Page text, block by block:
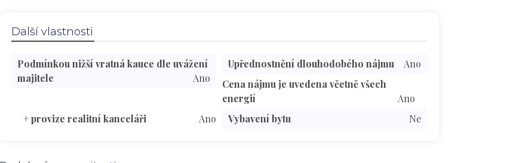
Další vlastnosti
Podmínkou nižší vratná kauce dle uvážení
majitele
Ano
Upřednostnění dlouhodobého nájmu
Ano
Cena nájmu je uvedena včetně všech
energií
Ano
+ provize realitní kanceláři
Ano Vybavení bytu Ne